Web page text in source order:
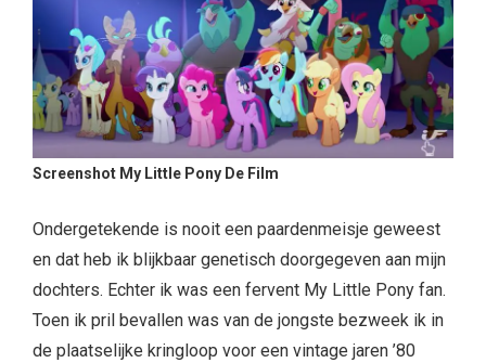
Screenshot My Little Pony De Film
Ondergetekende is nooit een paardenmeisje geweest
en dat heb ik blijkbaar genetisch doorgegeven aan mijn
dochters. Echter ik was een fervent My Little Pony fan.
Toen ik pril bevallen was van de jongste bezweek ik in
de plaatselijke kringloop voor een vintage jaren ’80